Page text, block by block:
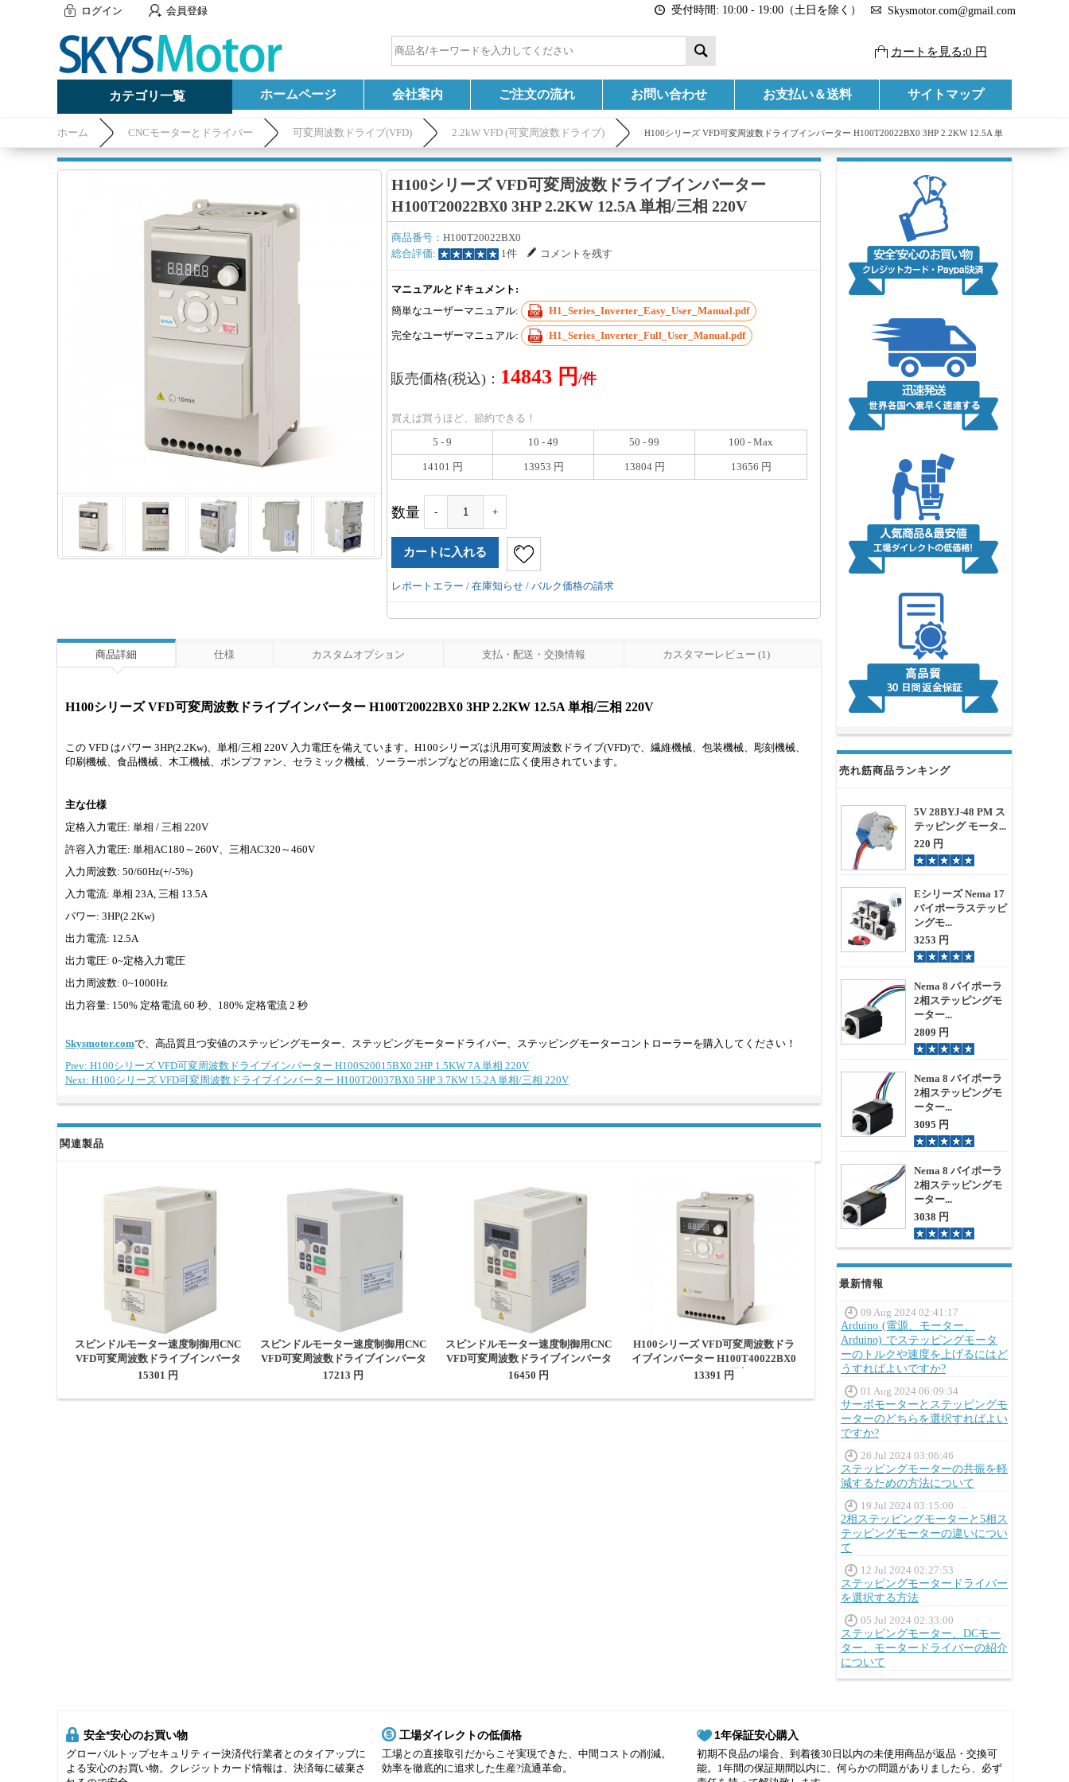
ログイン 会員登録 受付時間: 10:00 - 19:00（土日を除く） Skysmotor.com@gmail.com
カートを見る:0 円
カテゴリ一覧 ホームページ 会社案内 ご注文の流れ お問い合わせ お支払い＆送料 サイトマップ
ホーム CNCモーターとドライバー 可変周波数ドライブ(VFD) 2.2kW VFD (可変周波数ドライブ) H100シリーズ VFD可変周波数ドライブインバーター H100T20022BX0 3HP 2.2KW 12.5A 単
相/三相 220V
売れ筋商品ランキング
5V 28BYJ-48 PM ス
テッピング モータ...
220 円
Eシリーズ Nema 17
バイポーラステッピ
ングモ...
3253 円
Nema 8 バイポーラ
2相ステッピングモ
ーター...
2809 円
Nema 8 バイポーラ
2相ステッピングモ
ーター...
3095 円
Nema 8 バイポーラ
2相ステッピングモ
ーター...
3038 円
最新情報
09 Aug 2024 02:41:17
Arduino (電源、モーター、
Arduino) でステッピングモータ
ーのトルクや速度を上げるにはど
うすればよいですか?
01 Aug 2024 06:09:34
サーボモーターとステッピングモ
ーターのどちらを選択すればよい
ですか?
26 Jul 2024 03:06:46
ステッピングモーターの共振を軽
減するための方法について
19 Jul 2024 03:15:00
2相ステッピングモーターと5相ス
テッピングモーターの違いについ
て
12 Jul 2024 02:27:53
ステッピングモータードライバー
を選択する方法
05 Jul 2024 02:33:00
ステッピングモーター、DCモー
ター、モータードライバーの紹介
について
H100シリーズ VFD可変周波数ドライブインバーター
H100T20022BX0 3HP 2.2KW 12.5A 単相/三相 220V
商品番号： H100T20022BX0
総合評価:
1件 コメントを残す
マニュアルとドキュメント:
簡単なユーザーマニュアル:
H1_Series_Inverter_Easy_User_Manual.pdf
完全なユーザーマニュアル: H1_Series_Inverter_Full_User_Manual.pdf
販売価格(税込)： 14843 円 /件
買えば買うほど、節約できる！
5 - 9
10 - 49 50 - 99 100 - Max
14101 円 13953 円 13804 円 13656 円
数量 - +
レポートエラー / 在庫知らせ / バルク価格の請求
商品詳細 仕様 カスタムオプション 支払・配送・交換情報 カスタマーレビュー (1)
H100シリーズ VFD可変周波数ドライブインバーター H100T20022BX0 3HP 2.2KW 12.5A 単相/三相 220V
この VFD はパワー 3HP(2.2Kw)、単相/三相 220V 入力電圧を備えています。H100シリーズは汎用可変周波数ドライブ(VFD)で、繊維機械、包装機械、彫刻機械、
印刷機械、食品機械、木工機械、ポンプファン、セラミック機械、ソーラーポンプなどの用途に広く使用されています。
主な仕様
定格入力電圧: 単相 / 三相 220V
許容入力電圧: 単相AC180～260V、三相AC320～460V
入力周波数: 50/60Hz(+/-5%)
入力電流: 単相 23A, 三相 13.5A
パワー: 3HP(2.2Kw)
出力電流: 12.5A
出力電圧: 0~定格入力電圧
出力周波数: 0~1000Hz
出力容量: 150% 定格電流 60 秒、180% 定格電流 2 秒
Skysmotor.comで、高品質且つ安値のステッピングモーター、ステッピングモータードライバー、ステッピングモーターコントローラーを購入してください！
Prev: H100シリーズ VFD可変周波数ドライブインバーター H100S20015BX0 2HP 1.5KW 7A 単相 220V
Next: H100シリーズ VFD可変周波数ドライブインバーター H100T20037BX0 5HP 3.7KW 15.2A 単相/三相 220V
関連製品
スピンドルモーター速度制御用CNC
VFD可変周波数ドライブインバータ
ー 2.2KW 3HP 20A 110V
15301 円
スピンドルモーター速度制御用CNC
VFD可変周波数ドライブインバータ
ー 2.2KW 3HP 11A 220V
17213 円
スピンドルモーター速度制御用CNC
VFD可変周波数ドライブインバータ
ー 2.2KW 3HP 5A 380V
16450 円
H100シリーズ VFD可変周波数ドラ
イブインバーター H100T40022BX0
3HP 2.2KW 5.6A 三相 380V
13391 円
安全*安心のお買い物
グローバルトップセキュリティー決済代行業者とのタイアップに
よる安心のお買い物。クレジットカード情報は、決済毎に破棄さ
工場ダイレクトの低価格
工場との直接取引だからこそ実現できた、中間コストの削減。
効率を徹底的に追求した生産?流通革命。
1年保証安心購入
初期不良品の場合、到着後30日以内の未使用商品が返品・交換可
能。1年間の保証期間以内に、何らかの問題がありましたら、必ず